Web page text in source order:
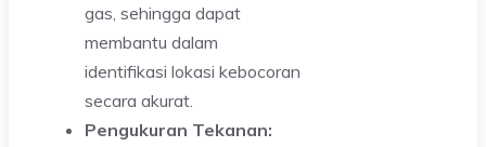
gas, sehingga dapat
membantu dalam
identifikasi lokasi kebocoran
secara akurat.
Pengukuran Tekanan: